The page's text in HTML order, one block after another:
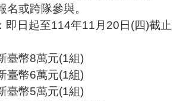
名或跨隊參與。
即日起至114年11月20日(四)截止
臺幣8萬元(1組)
臺幣6萬元(1組)
臺幣5萬元(1組)